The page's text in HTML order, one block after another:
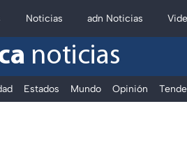
Noticias adn Noticias
noticias
Estados Mundo Opinión